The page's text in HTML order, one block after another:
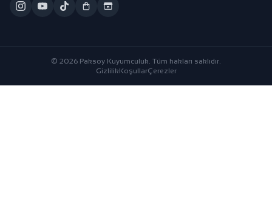
© 2026 Paksoy Kuyumculuk. Tüm hakları saklıdır.
GizlilikKoşullarÇerezler